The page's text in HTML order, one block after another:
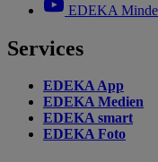
EDEKA
Services
EDEKA App
EDEKA Medien
EDEKA smart
EDEKA Foto